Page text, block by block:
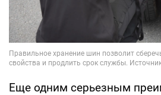
Еще одним серьезным